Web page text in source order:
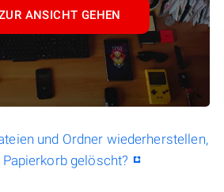
ANSICHT GEHEN
und Ordner wiederherstellen,
gelöscht?